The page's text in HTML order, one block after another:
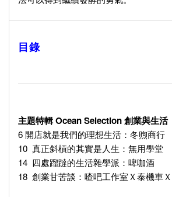
目錄
主題特輯 Ocean Selection 創業與生活
6 開店就是我們的理想生活：冬煦商行
10 真正斜槓的其實是人生：無用學堂
14 四處蹓躂的生活雜學派：啤咖酒
18 創業甘苦談：喳吧工作室Ｘ泰機車